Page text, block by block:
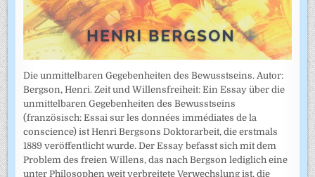
Die unmittelbaren Gegebenheiten des Bewusstseins. Autor:
Bergson, Henri. Zeit und Willensfreiheit: Ein Essay über die
unmittelbaren Gegebenheiten des Bewusstseins
(französisch: Essai sur les données immédiates de la
conscience) ist Henri Bergsons Doktorarbeit, die erstmals
1889 veröffentlicht wurde. Der Essay befasst sich mit dem
Problem des freien Willens, das nach Bergson lediglich eine
unter Philosophen weit verbreitete Verwechslung ist, die